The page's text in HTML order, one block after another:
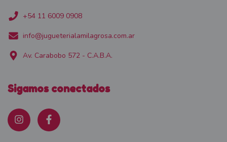
+54 11 6009 0908
info@jugueterialamilagrosa.com.ar
Av. Carabobo 572 - C.A.B.A.
Sigamos conectados